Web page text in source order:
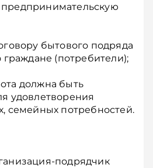
бытового подряда
граждане (потребители);
должна быть
удовлетворения
семейных потребностей.
подрядчик